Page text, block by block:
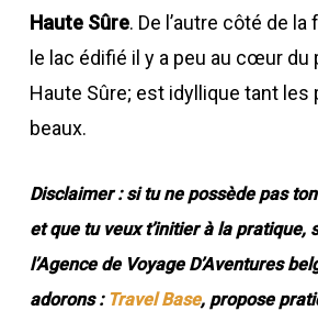
Haute Sûre. De l’autre côté de
le lac édifié il y a peu au cœur du
Haute Sûre; est idyllique tant les
beaux.
Disclaimer : si tu ne possède pas
et que tu veux t’initier à la pratique,
l’Agence de Voyage D’Aventures
adorons : Travel Base, propose